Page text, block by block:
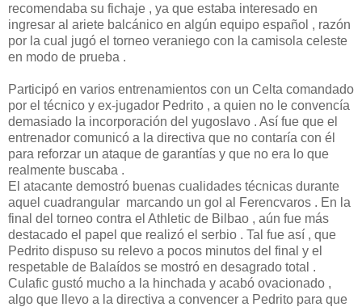
recomendaba su fichaje , ya que estaba interesado en
ingresar al ariete balcánico en algún equipo español , razón
por la cual jugó el torneo veraniego con la camisola celeste
en modo de prueba .
Participó en varios entrenamientos con un Celta comandado
por el técnico y ex-jugador Pedrito , a quien no le convencía
demasiado la incorporación del yugoslavo . Así fue que el
entrenador comunicó a la directiva que no contaría con él
para reforzar un ataque de garantías y que no era lo que
realmente buscaba .
El atacante demostró buenas cualidades técnicas durante
aquel cuadrangular marcando un gol al Ferencvaros . En la
final del torneo contra el Athletic de Bilbao , aún fue más
destacado el papel que realizó el serbio . Tal fue así , que
Pedrito dispuso su relevo a pocos minutos del final y el
respetable de Balaídos se mostró en desagrado total .
Culafic gustó mucho a la hinchada y acabó ovacionado ,
algo que llevo a la directiva a convencer a Pedrito para que